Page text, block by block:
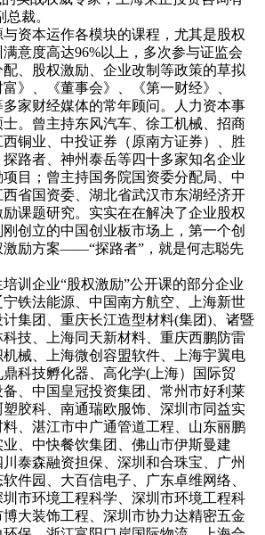
裁。
资本运作各模块的课程，尤其是股权
意度高达96%以上，多次参与证监会
、股权激励、企业改制等政策的草拟
》、《董事会》、《第一财经》、
多家财经媒体的常年顾问。人力资本事
。曾主持东风汽车、徐工机械、招商
铜业、中投证券（原南方证券）、胜
路者、神州泰岳等四十多家知名企业
目；曾主持国务院国资委分配局、中
省国资委、湖北省武汉市东湖经济开
课题研究。实实在在解决了企业股权
创立的中国创业板市场上，第一个创
激励方案——“探路者”，就是何志聪先
训企业“股权激励”公开课的部分企业
铁法能源、中国南方航空、上海新世
集团、重庆长江造型材料(集团)、诸暨
技、上海同天新材料、重庆西鹏防雷
械、上海微创容盟软件、上海宇翼电
科技孵化器、高化学(上海）国际贸
、中国皇冠投资集团、常州市好利莱
胶科、南通瑞欧服饰、深圳市同益实
、湛江市中广通管道工程、山东丽鹏
、中快餐饮集团、佛山市伊斯曼建
泰森融资担保、深圳和合珠宝、广州
件园、大百信电子、广东卓维网络、
市环境工程科学、深圳市环境工程科
大装饰工程、深圳市协力达精密五金